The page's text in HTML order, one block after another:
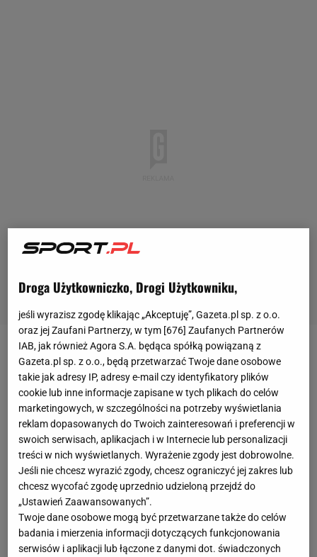
Zaskakująco rozpoczął się sobotni finał Ligi
Mistrzów:PSG-InterMediolan. Po zaledwie 20
minutach słynący z dobrejgryw defensywie Inter
stracił dwie bramki i przegrywał 0:2. Gole zdobyli
Hakimi w 12. i Doue w 20. minucie. - Już w 12.
minucie paryżanie kapitalną akcją rozpracowali
defensywę Interu. Defensywę, która nie miała
pojęcia, co się wokół niej dzieje i maksymalnie
ułatwiła strzelcowi zadanie -pisał o pierwszym golu
Bartosz Królikowski ze Sport.pl.
Droga Użytkowniczko, Drogi Użytkowniku,
jeśli wyrazisz zgodę klikając „Akceptuję”, Gazeta.pl sp. z o.o.
oraz jej Zaufani Partnerzy, w tym [676] Zaufanych Partnerów
IAB, jak również Agora S.A. będąca spółką powiązaną z
Gazeta.pl sp. z o.o., będą przetwarzać Twoje dane osobowe
takie jak adresy IP, adresy e-mail czy identyfikatory plików
cookie lub inne informacje zapisane w tych plikach do celów
marketingowych, w szczególności na potrzeby wyświetlania
reklam dopasowanych do Twoich zainteresowań i preferencji w
swoich serwisach, aplikacjach i w Internecie lub personalizacji
treści w nich wyświetlanych. Wyrażenie zgody jest dobrowolne.
Jeśli nie chcesz wyrazić zgody, chcesz ograniczyć jej zakres lub
chcesz wycofać zgodę uprzednio udzieloną przejdź do
„Ustawień Zaawansowanych”.
Twoje dane osobowe mogą być przetwarzane także do celów
badania i mierzenia informacji dotyczących funkcjonowania
serwisów i aplikacji lub łączone z danymi dot. świadczonych